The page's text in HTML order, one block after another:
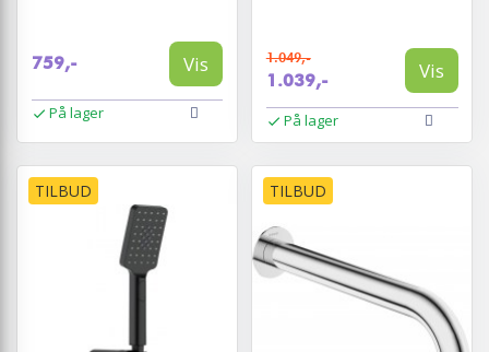
759,- Vis
På lager
1.049,-
1.039,- Vis
På lager
TILBUD TILBUD